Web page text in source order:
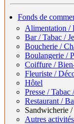
Fonds de
Alimentation /
Bar / Tabac /
Boucherie /
Boulangerie /
Coiffure /
Fleuriste /
Hôtel
Presse /
Restaurant /
Sandwicherie
Autres activités